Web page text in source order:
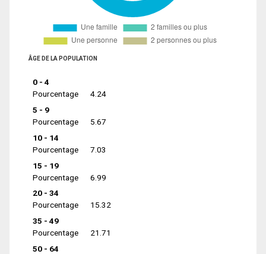
ÂGE DE LA POPULATION
0 - 4
Pourcentage
4.24
5 - 9
Pourcentage
5.67
10 - 14
Pourcentage
7.03
15 - 19
Pourcentage
6.99
20 - 34
Pourcentage
15.32
35 - 49
Pourcentage
21.71
50 - 64